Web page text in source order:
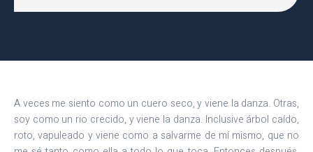
A veces me siento como un cuero seco, y viene la danza. Otras,
soy como un rio crecido, y viene la danza. Inclusive árbol caído,
roto, vapuleado y viene como a salvarme de mí mismo, que no